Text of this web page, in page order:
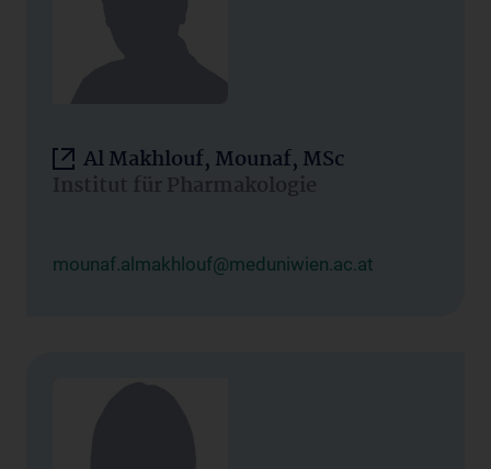
Al Makhlouf, Mounaf, MSc
Institut für Pharmakologie
mounaf.almakhlouf@meduniwien.ac.at